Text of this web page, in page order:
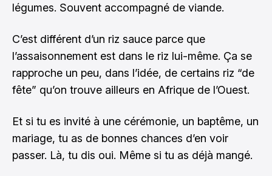
légumes. Souvent accompagné de viande.
C’est différent d’un riz sauce parce que
l’assaisonnement est dans le riz lui-même. Ça se
rapproche un peu, dans l’idée, de certains riz “de
fête” qu’on trouve ailleurs en Afrique de l’Ouest.
Et si tu es invité à une cérémonie, un baptême, un
mariage, tu as de bonnes chances d’en voir
passer. Là, tu dis oui. Même si tu as déjà mangé.